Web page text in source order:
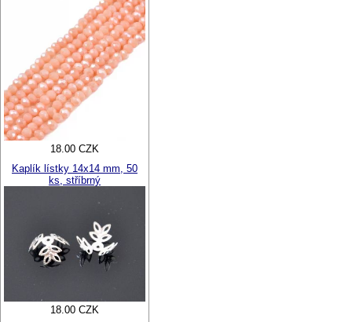
18.00 CZK
Kaplík lístky 14x14 mm, 50
ks, stříbrný
18.00 CZK